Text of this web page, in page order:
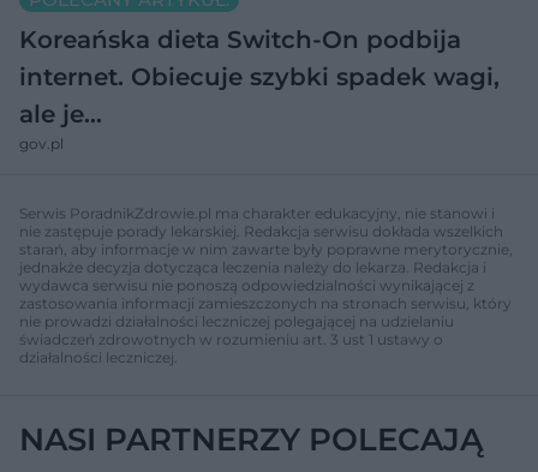
Koreańska dieta Switch-On podbija
internet. Obiecuje szybki spadek wagi,
ale je…
gov.pl
Serwis PoradnikZdrowie.pl ma charakter edukacyjny, nie stanowi i
nie zastępuje porady lekarskiej. Redakcja serwisu dokłada wszelkich
starań, aby informacje w nim zawarte były poprawne merytorycznie,
jednakże decyzja dotycząca leczenia należy do lekarza. Redakcja i
wydawca serwisu nie ponoszą odpowiedzialności wynikającej z
zastosowania informacji zamieszczonych na stronach serwisu, który
nie prowadzi działalności leczniczej polegającej na udzielaniu
świadczeń zdrowotnych w rozumieniu art. 3 ust 1 ustawy o
działalności leczniczej.
NASI PARTNERZY POLECAJĄ